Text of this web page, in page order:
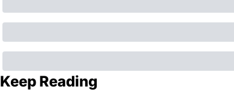
Keep Reading